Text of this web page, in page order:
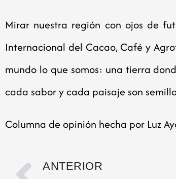
Mirar nuestra región con ojos de
Internacional del Cacao, Café y
mundo lo que somos: una tierra
cada sabor y cada paisaje son
Columna de opinión hecha por Luz
ANTERIOR